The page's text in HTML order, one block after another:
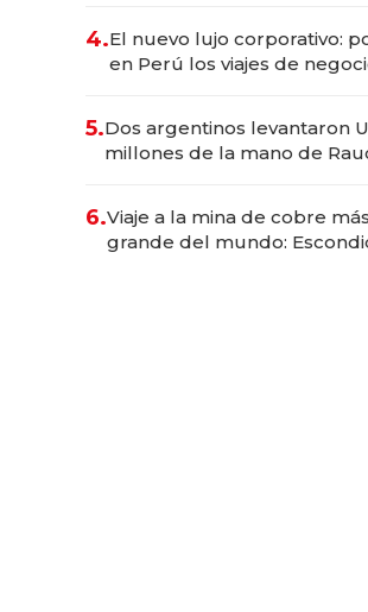
4.El nuevo lujo corporativo:
en Perú los viajes de
transformadoras
5.Dos argentinos levantaron
millones de la mano de
6.Viaje a la mina de cobre más
grande del mundo: